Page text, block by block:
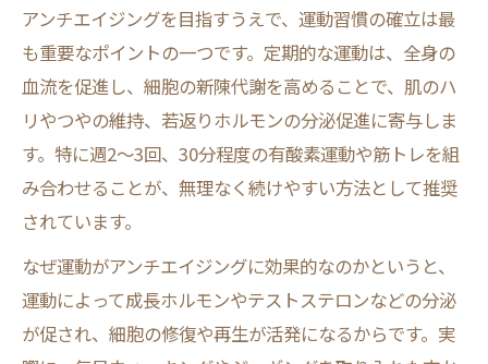
アンチエイジングと顔の筋肉の深い関係
運動による顔の老化予防と実践のコツ
適度な運動で老化を抑える科学的アプローチ
アンチエイジングに効く運動の科学的根拠
有酸素運動で老化の原因を抑える方法
若返りホルモンを促す運動理論とは
運動が老化促進を防ぐメカニズムを解説
アンチエイジングと運動量のベストバラン
ス
アンチエイジングを目指すうえで、運動習慣の確立は最
も重要なポイントの一つです。定期的な運動は、全身の
血流を促進し、細胞の新陳代謝を高めることで、肌のハ
リやつやの維持、若返りホルモンの分泌促進に寄与しま
す。特に週2～3回、30分程度の有酸素運動や筋トレを組
み合わせることが、無理なく続けやすい方法として推奨
されています。
なぜ運動がアンチエイジングに効果的なのかというと、
運動によって成長ホルモンやテストステロンなどの分泌
が促され、細胞の修復や再生が活発になるからです。実